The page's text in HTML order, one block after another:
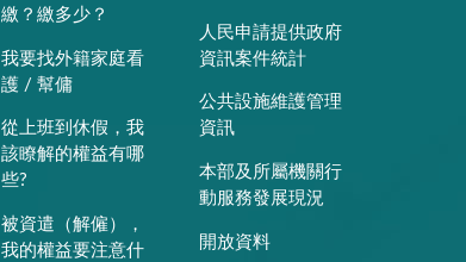
繳？繳多少？
我要找外籍家庭看
護 / 幫傭
從上班到休假，我
該瞭解的權益有哪
些?
被資遣（解僱），
我的權益要注意什
人民申請提供政府
資訊案件統計
公共設施維護管理
資訊
本部及所屬機關行
動服務發展現況
開放資料